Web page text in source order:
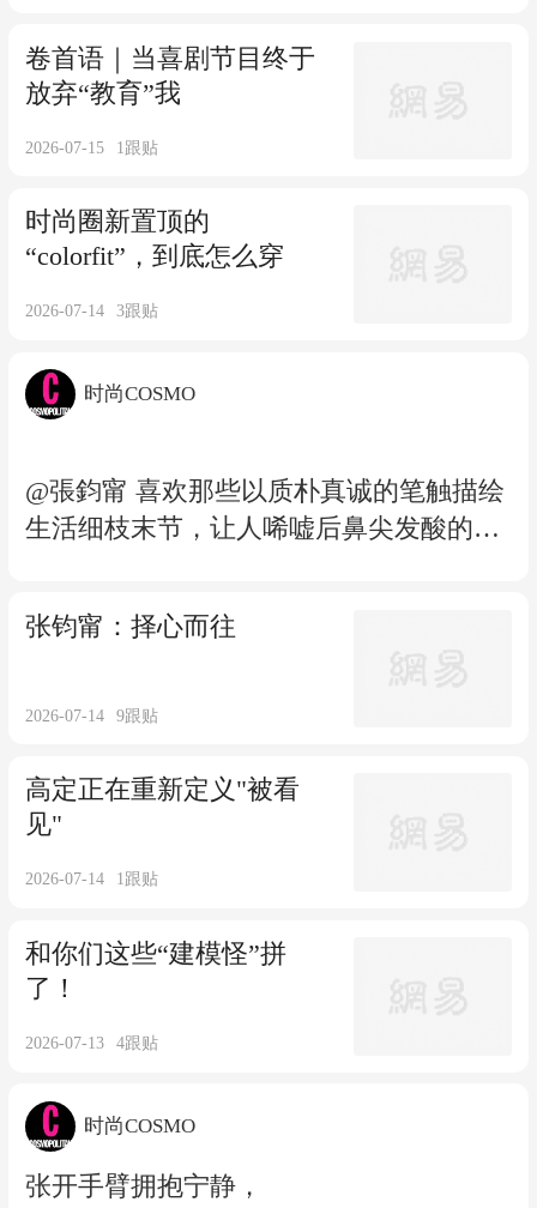
卷首语｜当喜剧节目终于
放弃“教育”我
2026-07-15 1跟贴
时尚圈新置顶的
“colorfit”，到底怎么穿
2026-07-14 3跟贴
时尚COSMO
@張鈞甯 喜欢那些以质朴真诚的笔触描绘
生活细枝末节，让人唏嘘后鼻尖发酸的文
苦的，所以，如果我们能够让别人多感受
到一些温度，那就足够了。” 张钧甯：择
心而往
张钧甯：择心而往
2026-07-14 9跟贴
高定正在重新定义"被看
见"
2026-07-14 1跟贴
和你们这些“建模怪”拼
了！
2026-07-13 4跟贴
时尚COSMO
张开手臂拥抱宁静，